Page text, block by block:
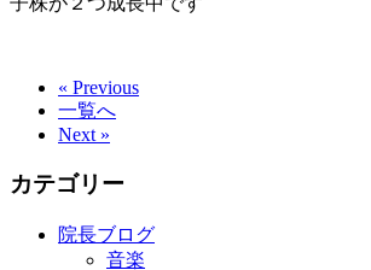
« Previous
一覧へ
Next »
カテゴリー
院長ブログ
音楽